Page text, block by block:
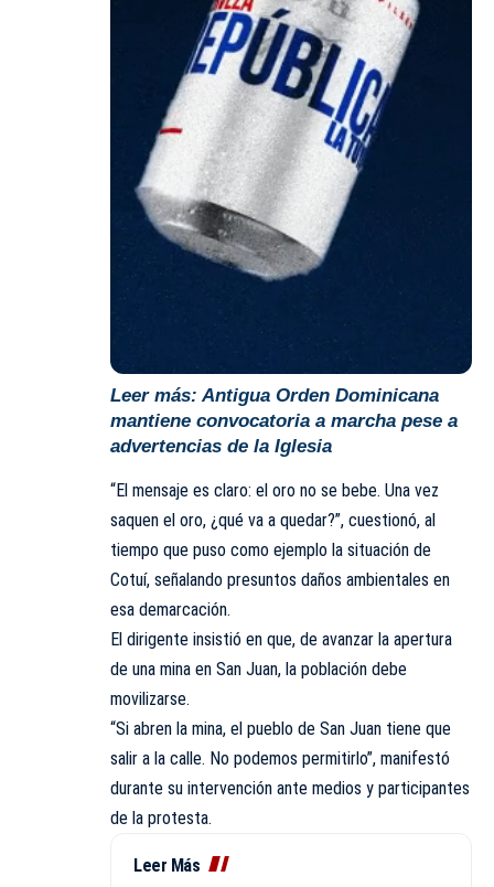
Leer más:Antigua Orden Dominicana
mantiene convocatoria a marcha pese a
advertencias de la Iglesia
“El mensaje es claro: el oro no se bebe. Una vez
saquen el oro, ¿qué va a quedar?”, cuestionó, al
tiempo que puso como ejemplo la situación de
Cotuí, señalando presuntos daños ambientales en
esa demarcación.
El dirigente insistió en que, de avanzar la apertura
de una mina en San Juan, la población debe
movilizarse.
“Si abren la mina, el pueblo de San Juan tiene que
salir a la calle. No podemos permitirlo”, manifestó
durante su intervención ante medios y participantes
de la protesta.
Leer Más